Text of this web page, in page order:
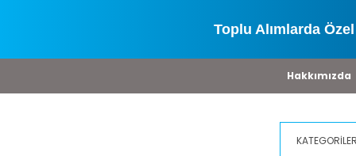
Toplu Alımlarda
Hakkımızda